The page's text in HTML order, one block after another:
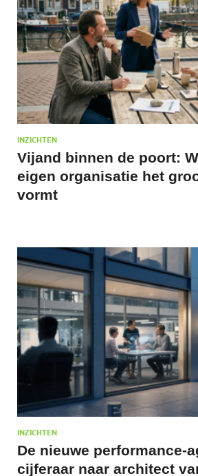
INZICHTEN
Vijand binnen de poort:
eigen organisatie het
vormt
INZICHTEN
De nieuwe performance-
cijferaar naar architect